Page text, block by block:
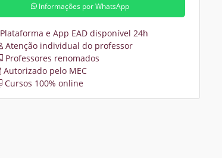
Informações por WhatsApp
Plataforma e App EAD disponível 24h
Atenção individual do professor
Professores renomados
Autorizado pelo MEC
Cursos 100% online